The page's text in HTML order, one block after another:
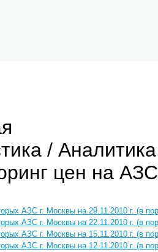
/ Аналитика
цен на
АЗС г. Москвы на 29.11.2010 г. (в
АЗС г. Москвы на 22.11.2010 г. (в
АЗС г. Москвы на 15.11.2010 г. (в
АЗС г. Москвы на 12.11.2010 г. (в